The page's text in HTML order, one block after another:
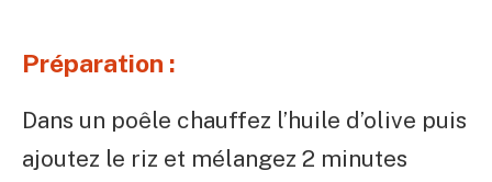
Préparation :
Dans un poêle chauffez l’huile d’olive puis
ajoutez le riz et mélangez 2 minutes